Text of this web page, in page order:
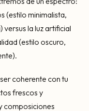
(estilo minimalista,
versus la luz artificial
(estilo oscuro,
coherente con tu
frescos y
composiciones